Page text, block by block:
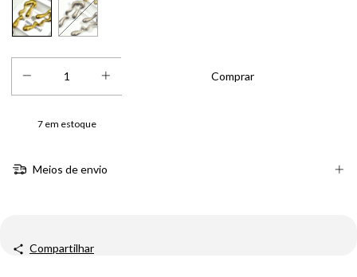
7em estoque
Meios de envio
Compartilhar